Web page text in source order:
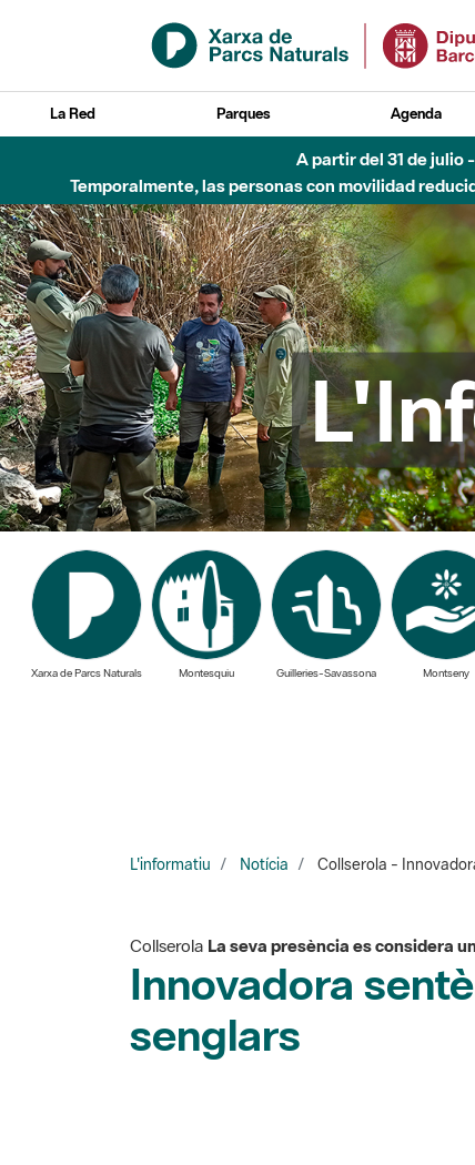
Saltar al contenido principal
La Red Parques Agenda
6 de agosto -
Xarxa de Parcs Naturals Montesquiu Guilleries-Savassona Montseny
L'informatiu Notícia Collserola -
Collserola La seva presència es considera
Innovadora
senglars